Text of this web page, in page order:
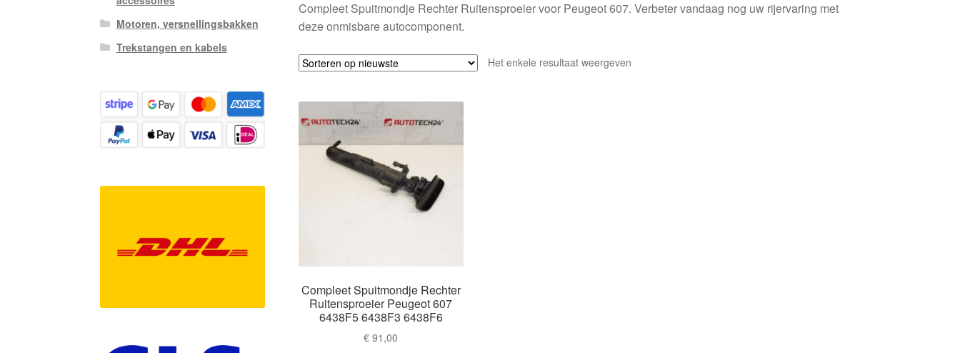
Compleet Spuitmondje Rechter Ruitensproeier voor Peugeot 607. Verbeter vandaag nog uw rijervaring met
deze onmisbare autocomponent.
Het enkele resultaat weergeven
Compleet Spuitmondje Rechter
Ruitensproeier Peugeot 607
6438F5 6438F3 6438F6
€ 91,00
Motoren, versnellingsbakken
Trekstangen en kabels